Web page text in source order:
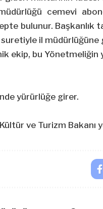
cemevi
bulunur. Başkanlık
il müdürlüğüne
ekip, bu
yürürlüğe girer.
ve Turizm Bakanı